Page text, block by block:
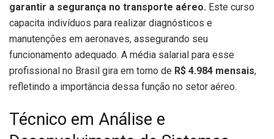
garantir a segurança no transporte aéreo. Este curso
capacita indivíduos para realizar diagnósticos e
manutenções em aeronaves, assegurando seu
funcionamento adequado. A média salarial para esse
profissional no Brasil gira em torno de R$ 4.984 mensais,
refletindo a importância dessa função no setor aéreo.
Técnico em Análise e